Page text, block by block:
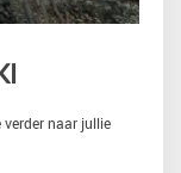
naar jullie